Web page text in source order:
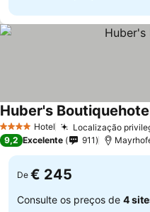
4 EstrelasHotel Localização
Huber's
9,2 Excelente 911
De € 245
Consulte os preços de 4